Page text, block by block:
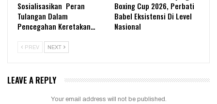
Sosialisasikan Peran
Tulangan Dalam
Pencegahan Keretakan…
Boxing Cup 2026, Perbati
Babel Eksistensi Di Level
Nasional
PREV NEXT
LEAVE A REPLY
Your email address will not be published.